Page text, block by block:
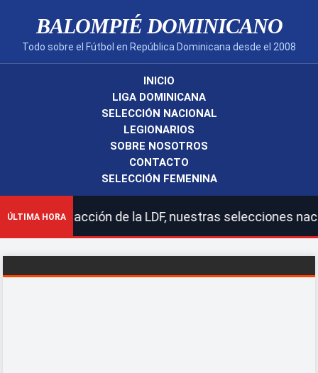
BALOMPIÉ DOMINICANO
Todo sobre el Fútbol en República Dominicana desde el 2008
INICIO
LIGA DOMINICANA
SELECCIÓN NACIONAL
LEGIONARIOS
SOBRE NOSOTROS
CONTACTO
SELECCIÓN FEMENINA
ÚLTIMA HORA
de la LDF, nuestras selecciones nacionales y